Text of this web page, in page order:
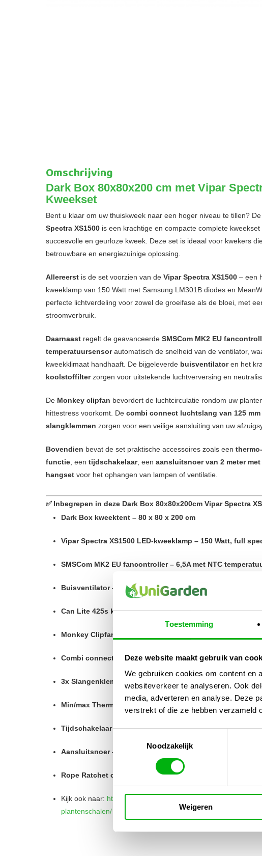
Toestemming
Deze website maakt gebruik van
We gebruiken cookies om content en
websiteverkeer te analyseren. Ook
media, adverteren en analyse. Deze
verstrekt of die ze hebben verzameld
Noodzakelijk
Weigeren
Omschrijving
Dark Box 80x80x200 cm met Vipar
Kweekset
Bent u klaar om uw thuiskweek naar een hoger niveau te tillen? De
Spectra XS1500 is een krachtige en compacte complete
succesvolle en geurloze kweek. Deze set is ideaal voor kwekers
betrouwbare en energiezuinige oplossing.
Allereerst is de set voorzien van de Vipar Spectra XS1500 – een
kweeklamp van 150 Watt met Samsung LM301B diodes en
perfecte lichtverdeling voor zowel de groeifase als de bloei, met
stroomverbruik.
Daarnaast regelt de geavanceerde SMSCom MK2 EU
temperatuursensorautomatisch de snelheid van de ventilator,
kweekklimaat handhaaft. De bijgeleverde buisventilatoren het
koolstoffilterzorgen voor uitstekende luchtverversing en
De Monkey clipfan bevordert de luchtcirculatie rondom uw
hittestress voorkomt. De combi connect luchtslang van 125 mm
slangklemmen zorgen voor een veilige aansluiting van uw
Bovendien bevat de set praktische accessoires zoals een
functie , een tijdschakelaar, een aansluitsnoer van 2 meter
hangset voor het ophangen van lampen of ventilatie.
✅ Inbegrepen in deze Dark Box 80x80x200cm Vipar Spectra
Dark Box kweektent – 80 x 80 x 200 cm
Vipar Spectra XS1500 LED-kweeklamp – 150 Watt, full
SMSCom MK2 EU fancontroller – 6,5A met NTC
Buisventilator – efficiënte luchtverplaatsing
Can Lite 425s koolstoffilter – geurfiltering
Monkey Clipfan – gerichte luchtcirculatie
Combi connect luchtslang – 125 mm, 2 meter
3x Slangenklem – 125 mm
Min/max Thermo-Hygrometer – klimaatcontrole
Tijdschakelaar – automatische lichtregeling
Aansluitsnoer – 2 meter met randaarde stekker
Rope Ratchet ophangsysteem – verstelbare bevestiging
Kijk ook naar: https://unigarden.nl/product-category/alles-
plantenschalen/